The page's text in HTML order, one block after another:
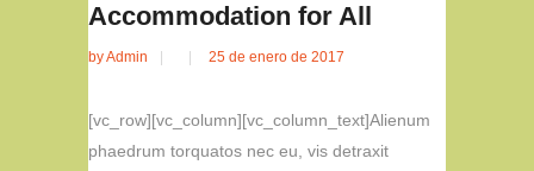
Accommodation for All
byAdmin 25 de enero de 2017
[vc_row][vc_column][vc_column_text]Alienum
phaedrum torquatos nec eu, vis detraxit